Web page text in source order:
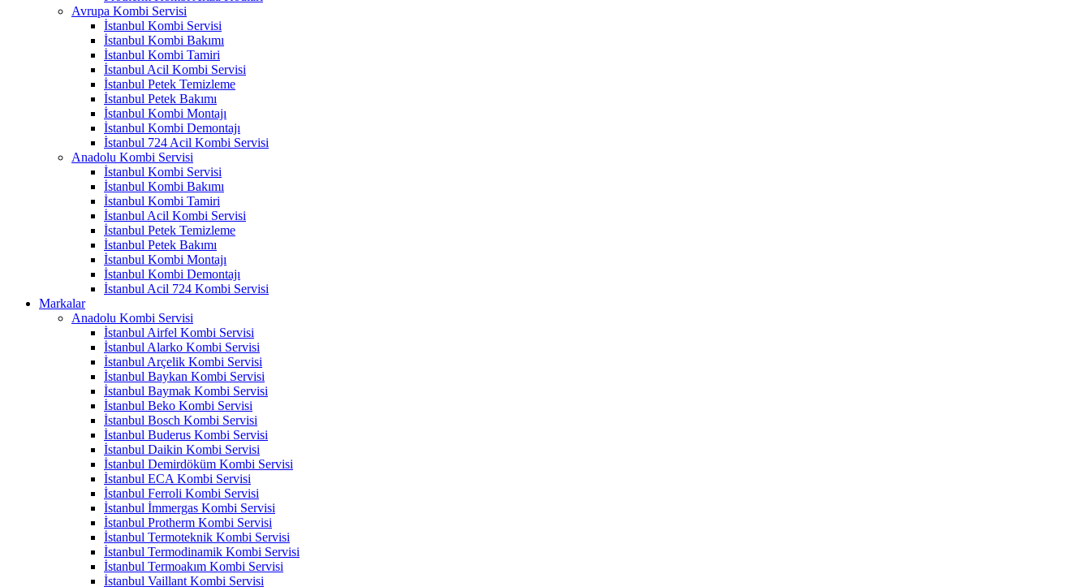
Avrupa Kombi Servisi
İstanbul Kombi Servisi
İstanbul Kombi Bakımı
İstanbul Kombi Tamiri
İstanbul Acil Kombi Servisi
İstanbul Petek Temizleme
İstanbul Petek Bakımı
İstanbul Kombi Montajı
İstanbul Kombi Demontajı
İstanbul 724 Acil Kombi Servisi
Anadolu Kombi Servisi
İstanbul Kombi Servisi
İstanbul Kombi Bakımı
İstanbul Kombi Tamiri
İstanbul Acil Kombi Servisi
İstanbul Petek Temizleme
İstanbul Petek Bakımı
İstanbul Kombi Montajı
İstanbul Kombi Demontajı
İstanbul Acil 724 Kombi Servisi
Markalar
Anadolu Kombi Servisi
İstanbul Airfel Kombi Servisi
İstanbul Alarko Kombi Servisi
İstanbul Arçelik Kombi Servisi
İstanbul Baykan Kombi Servisi
İstanbul Baymak Kombi Servisi
İstanbul Beko Kombi Servisi
İstanbul Bosch Kombi Servisi
İstanbul Buderus Kombi Servisi
İstanbul Daikin Kombi Servisi
İstanbul Demirdöküm Kombi Servisi
İstanbul ECA Kombi Servisi
İstanbul Ferroli Kombi Servisi
İstanbul İmmergas Kombi Servisi
İstanbul Protherm Kombi Servisi
İstanbul Termoteknik Kombi Servisi
İstanbul Termodinamik Kombi Servisi
İstanbul Termoakım Kombi Servisi
İstanbul Vaillant Kombi Servisi